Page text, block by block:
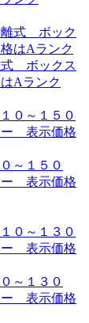
ボックス
Aランク
～１５０
表示価格
～１３０
表示価格